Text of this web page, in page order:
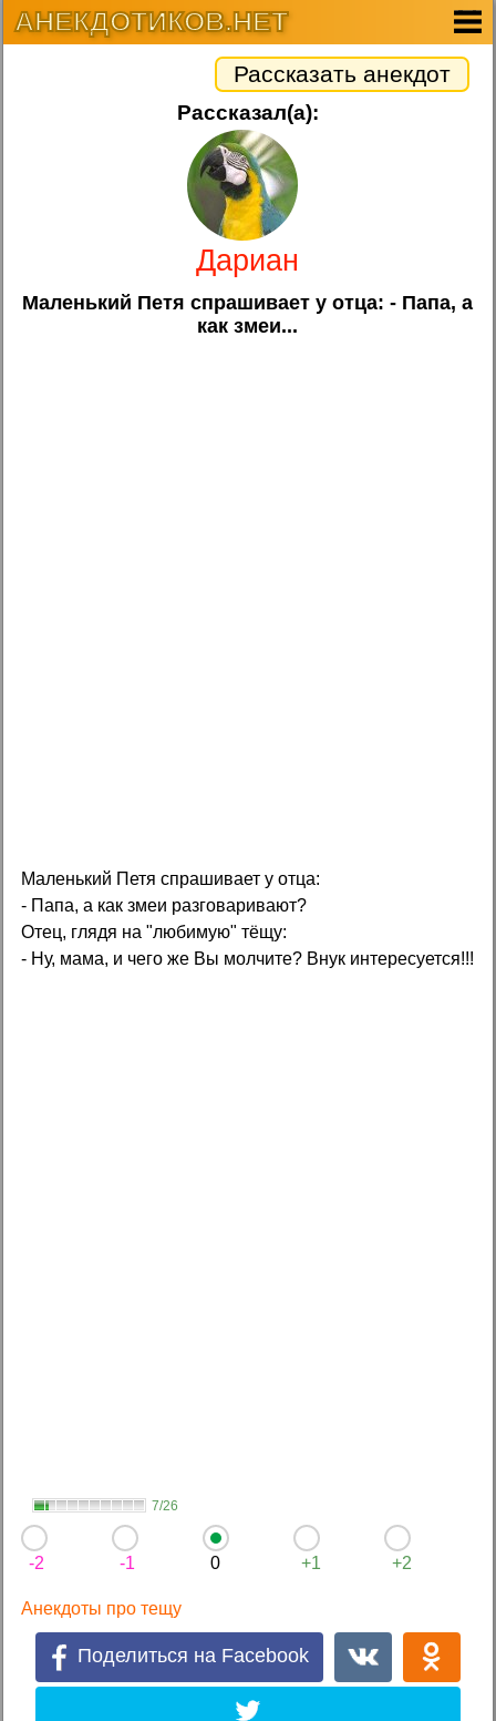
АНЕКДОТИКОВ.НЕТ
Рассказать анекдот
Рассказал(а):
Дариан
Маленький Петя спрашивает у отца: - Папа, а
как змеи...
Маленький Петя спрашивает у отца:
- Папа, а как змеи разговаривают?
Отец, глядя на "любимую" тёщу:
- Ну, мама, и чего же Вы молчите? Внук интересуется!!!
7/26
-2 -1 0 +1 +2
Анекдоты про тещу
Поделиться на Facebook